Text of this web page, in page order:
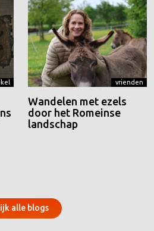
vrienden
Wandelen met ezels
door het Romeinse
landschap
alle blogs